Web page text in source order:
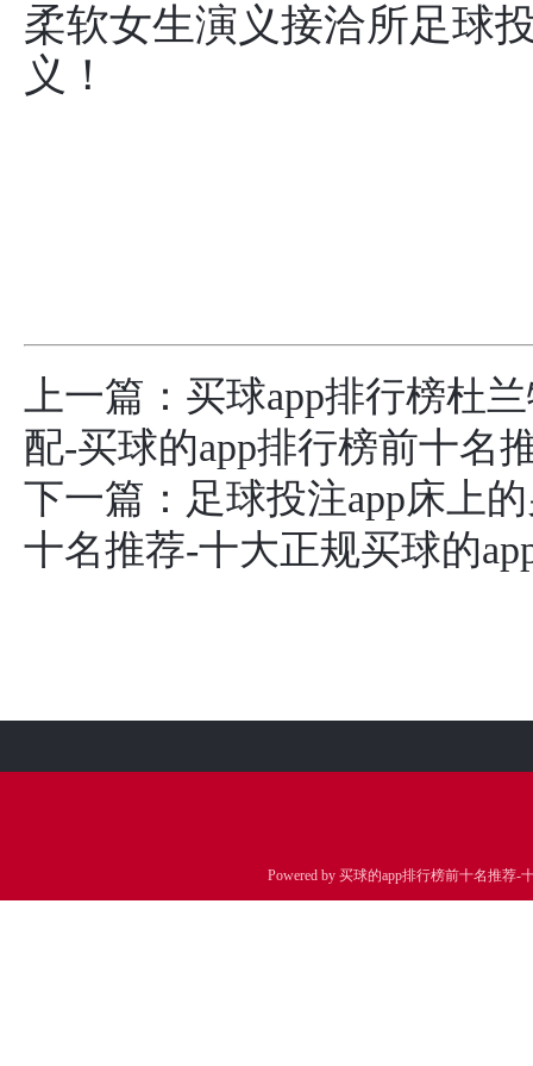
柔软女生演义接洽所足球
义！
上一篇： 买球app排行榜杜
配-买球的app排行榜前十名
下一篇： 足球投注app床上
十名推荐-十大正规买球的
Powered by 买球的app排行榜前十名推荐-